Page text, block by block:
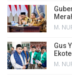
M.
Gus
M.